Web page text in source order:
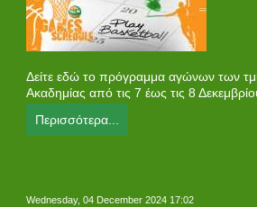
Δείτε εδώ το πρόγραμμα αγώνων των
Ακαδημίας από τις 7 έως τις 8
Περισσότερα...
Wednesday, 04 December 2024 17:02